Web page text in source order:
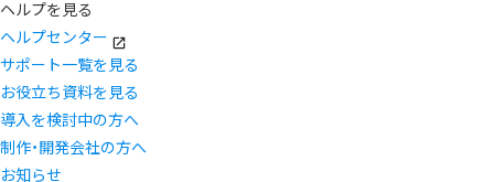
ヘルプを見る
ヘルプセンター
サポート一覧を見る
お役立ち資料を見る
導入を検討中の方へ
制作・開発会社の方へ
お知らせ